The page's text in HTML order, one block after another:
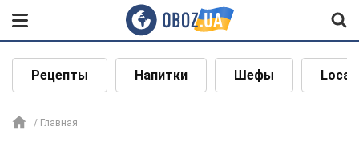
Рецепты Напитки Шефы Local
Главная